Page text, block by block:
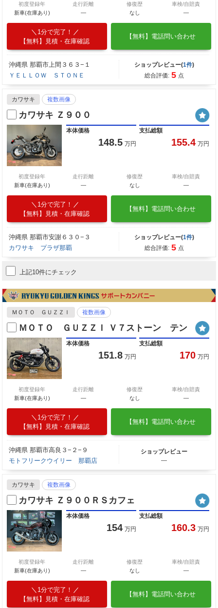
初度登録年
新車(在庫あり)
走行距離
―
修復歴
なし
車検/自賠責
―
1分で完了！
【無料】見積・在庫確認
【無料】電話問い合わせ
沖縄県 那覇市上間３６３−１
ＹＥＬＬＯＷ ＳＴＯＮＥ
ショップレビュー(1件)
総合評価: 5 点
カワサキ 複数画像
カワサキ Ｚ９００
本体価格
148.5 万円
支払総額
155.4 万円
初度登録年
新車(在庫あり)
走行距離
―
修復歴
なし
車検/自賠責
―
1分で完了！
【無料】見積・在庫確認
【無料】電話問い合わせ
沖縄県 那覇市安謝６３０−３
カワサキ プラザ那覇
ショップレビュー(1件)
総合評価: 5 点
上記10件にチェック
ＭＯＴＯ ＧＵＺＺＩ 複数画像
ＭＯＴＯ ＧＵＺＺＩ Ｖ７ストーン テン
本体価格
151.8 万円
支払総額
170 万円
初度登録年
新車(在庫あり)
走行距離
―
修復歴
なし
車検/自賠責
―
1分で完了！
【無料】見積・在庫確認
【無料】電話問い合わせ
沖縄県 那覇市高良３−２−９
モトフリークウイリー 那覇店
ショップレビュー
―
カワサキ 複数画像
カワサキ Ｚ９００ＲＳカフェ
本体価格
154 万円
支払総額
160.3 万円
初度登録年
新車(在庫あり)
走行距離
―
修復歴
なし
車検/自賠責
―
1分で完了！
【無料】見積・在庫確認
【無料】電話問い合わせ